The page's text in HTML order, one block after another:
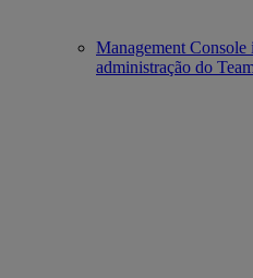
Management Console
administração do